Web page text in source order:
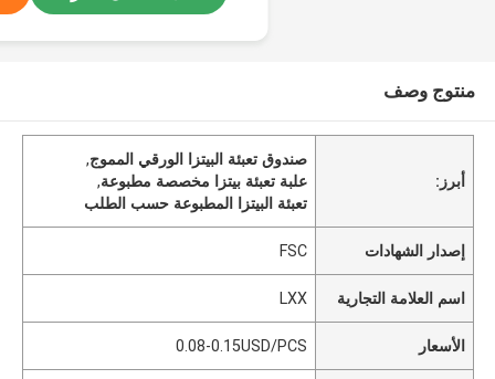
منتوج وصف
أبرز:
صندوق تعبئة البيتزا الورقي المموج,
علبة تعبئة بيتزا مخصصة مطبوعة,
تعبئة البيتزا المطبوعة حسب الطلب
إصدار الشهادات FSC
اسم العلامة التجارية LXX
الأسعار 0.08-0.15USD/PCS